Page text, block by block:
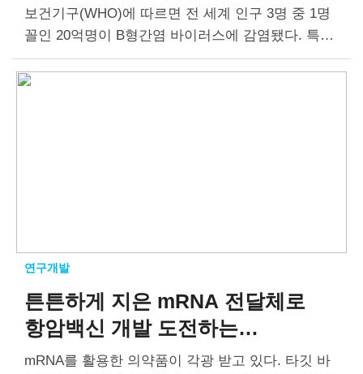
보건기구(WHO)에 따르면 전 세계 인구 3명 중 1명
꼴인 20억명이 B형간염 바이러스에 감염됐다. 특히
간암 환자의 72%가 B형간염 바이러스의 영향을 받
을 정도로 B형간염과 간…
연구개발
튼튼하게 지은 mRNA 전달체로
항암백신 개발 도전하는
차백신연구소
mRNA를 활용한 의약품이 각광 받고 있다. 타깃 바